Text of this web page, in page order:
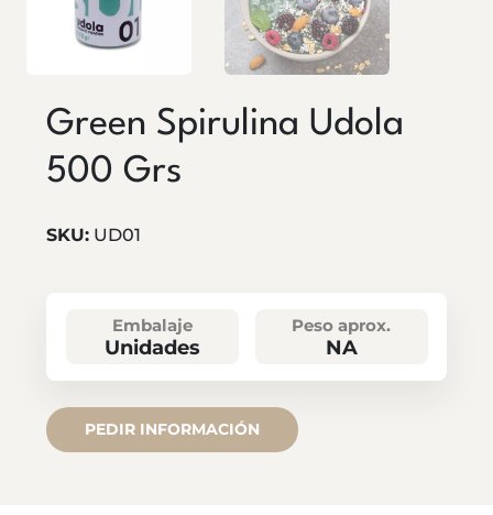
Green Spirulina Udola
500 Grs
SKU: UD01
Embalaje
Unidades
Peso aprox.
NA
PEDIR INFORMACIÓN